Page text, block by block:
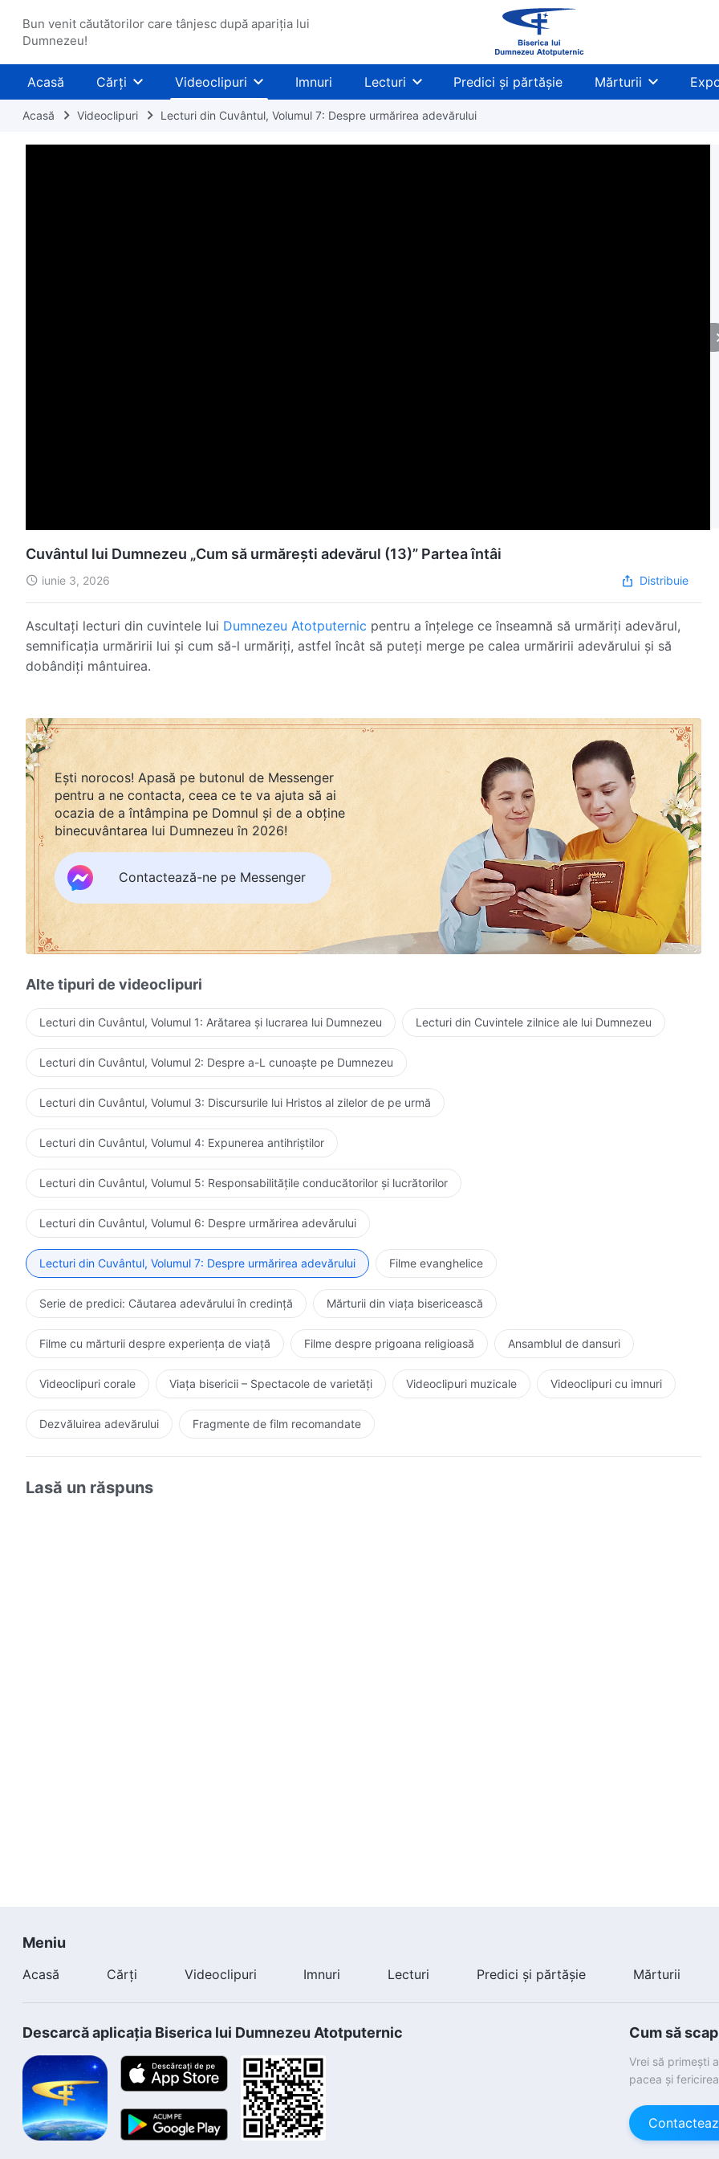
Bun venit căutătorilor care tânjesc după apariția lui
Dumnezeu!
Acasă Cărți Videoclipuri Imnuri Lecturi Predici și părtășie Mărturii
Acasă Videoclipuri Lecturi din Cuvântul, Volumul 7: Despre urmărirea adevărului
Cuvântul lui Dumnezeu „Cum să urmărești adevărul (13)” Partea întâi
iunie 3, 2026 Distribuie
Ascultați lecturi din cuvintele lui Dumnezeu Atotputernic pentru a înțelege ce înseamnă să urmăriți adevărul,
semnificația urmăririi lui și cum să-l urmăriți, astfel încât să puteți merge pe calea urmăririi adevărului și să
dobândiți mântuirea.
Ești norocos! Apasă pe butonul de Messenger
pentru a ne contacta, ceea ce te va ajuta să ai
ocazia de a întâmpina pe Domnul și de a obține
binecuvântarea lui Dumnezeu în 2026!
Contactează-ne pe Messenger
Alte tipuri de videoclipuri
Lecturi din Cuvântul, Volumul 1: Arătarea și lucrarea lui Dumnezeu Lecturi din Cuvintele zilnice ale lui Dumnezeu
Lecturi din Cuvântul, Volumul 2: Despre a-L cunoaște pe Dumnezeu
Lecturi din Cuvântul, Volumul 3: Discursurile lui Hristos al zilelor de pe urmă
Lecturi din Cuvântul, Volumul 4: Expunerea antihriștilor
Lecturi din Cuvântul, Volumul 5: Responsabilitățile conducătorilor și lucrătorilor
Lecturi din Cuvântul, Volumul 6: Despre urmărirea adevărului
Lecturi din Cuvântul, Volumul 7: Despre urmărirea adevărului Filme evanghelice
Serie de predici: Căutarea adevărului în credință Mărturii din viața bisericească
Filme cu mărturii despre experiența de viață Filme despre prigoana religioasă Ansamblul de dansuri
Videoclipuri corale Viața bisericii – Spectacole de varietăți Videoclipuri muzicale Videoclipuri cu imnuri
Dezvăluirea adevărului Fragmente de film recomandate
Lasă un răspuns
Meniu
Acasă Cărți Videoclipuri Imnuri Lecturi Predici și părtășie Mărturii
Descarcă aplicația Biserica lui Dumnezeu Atotputernic Cum să
Vrei să primești
pacea și